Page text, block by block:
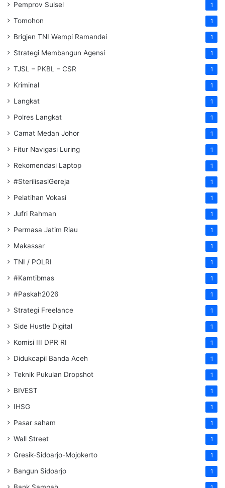
Pemprov Sulsel 1
Tomohon 1
Brigjen TNI Wempi Ramandei 1
Strategi Membangun Agensi 1
TJSL – PKBL – CSR 1
Kriminal 1
Langkat 1
Polres Langkat 1
Camat Medan Johor 1
Fitur Navigasi Luring 1
Rekomendasi Laptop 1
#SterilisasiGereja 1
Pelatihan Vokasi 1
Jufri Rahman 1
Permasa Jatim Riau 1
Makassar 1
TNI / POLRI 1
#Kamtibmas 1
#Paskah2026 1
Strategi Freelance 1
Side Hustle Digital 1
Komisi III DPR RI 1
Didukcapil Banda Aceh 1
Teknik Pukulan Dropshot 1
BIVEST 1
IHSG 1
Pasar saham 1
Wall Street 1
Gresik-Sidoarjo-Mojokerto 1
Bangun Sidoarjo 1